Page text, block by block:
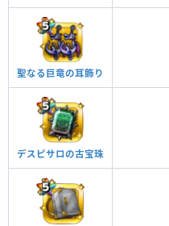
聖なる巨竜の耳飾り
デスピサロの古宝珠